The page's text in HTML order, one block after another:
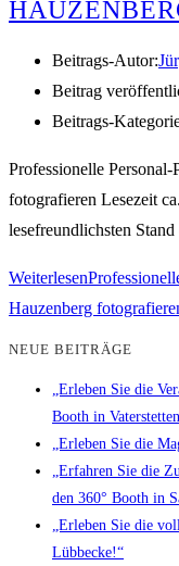
Beitrags-Autor:
Beitrag
Beitrags-
Professionelle
fotografieren Lesezeit
lesefreundlichsten
Weiterlesen
Hauzenberg
NEUE BEITRÄGE
„Erleben Sie die
Booth in
„Erleben Sie die
„Erfahren Sie die
den 360° Booth in
„Erleben Sie die
Lübbecke!“